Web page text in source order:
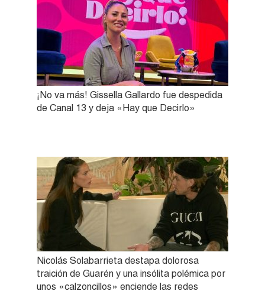
¡No va más! Gissella Gallardo fue despedida
de Canal 13 y deja «Hay que Decirlo»
Nicolás Solabarrieta destapa dolorosa
traición de Guarén y una insólita polémica por
unos «calzoncillos» enciende las redes